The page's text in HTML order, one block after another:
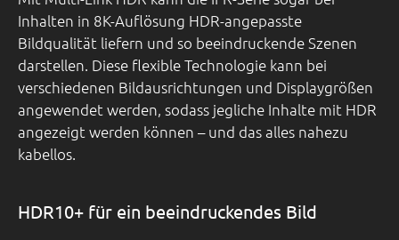
Inhalten in 8K-Auflösung HDR-angepasste
Bildqualität liefern und so beeindruckende Szenen
darstellen. Diese flexible Technologie kann bei
verschiedenen Bildausrichtungen und Displaygrößen
angewendet werden, sodass jegliche Inhalte mit HDR
angezeigt werden können – und das alles nahezu
kabellos.
HDR10+ für ein beeindruckendes Bild